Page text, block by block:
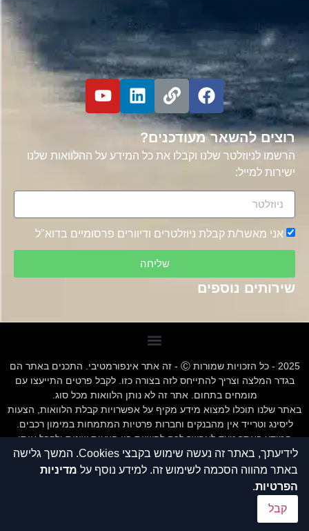
רוצים להשאר מעודכנים?
הרשמו לניוזלטר שלנו וקבלו את כל המידע על ההלוואות שלנו
ישירות למייל:
אני מאשר/ת קבלת ניוזלטרים ודיוורים פרסומיים בדוא"ל
שליחה
שירותים נוספים
2025 - כל הזכויות שמורות Ⓒ - זה אתר אינפורמטיבי. התכנים באתר הם
בגדר המלצה וצריך להתייחס לזה בצורה כזו. לקבל פרטים התייעצו עם
מומחים בתחום. אתר זה לא נותן הלוואות מכל סוג.
באתר שלנו תוכלו למצוא מידע מקיף על אפשרויות קבלת הלוואות, הצעות
ליסינג וטרייד אין מהבנקים וחברות פרטיות המתמחות במימון רכבים.
המידע באתר נועד לאפשר לכם להשוות בין הצעות שונות ולקבל אותן
באמצעות פנייה ישירה לבנקים וחברות המימון. אתר "ZIX" אינו מקיים
קשר עסקי עם הבנקים או החברות השונות, והמידע נמסר כשירות לגולשים
בלבד.חשוב לציין כי אי עמידה בתנאי ההלוואה או בהחזר האשראי עלול
לידיעתך, באתר זה נעשה שימוש בקבצי Cookies. המשך גלישה
באתר מהווה הסכמה לשימוש זה. למידע נוסף על מדיניות
הפרטיות.
קבל